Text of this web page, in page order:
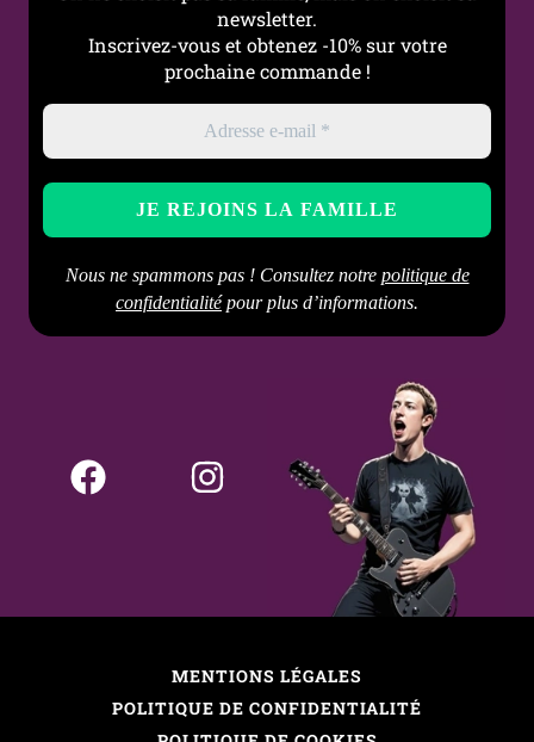
temps
Quotidien, Cadeau, Style
doux spécial argent, éviter
l’humidité prolongée et
newsletter.
Inscrivez-vous et obtenez -10% sur votre
prochaine commande !
Nous ne spammons pas ! Consultez notre politique de
confidentialitépour plus d’informations.
MENTIONS LÉGALES
POLITIQUE DE CONFIDENTIALITÉ